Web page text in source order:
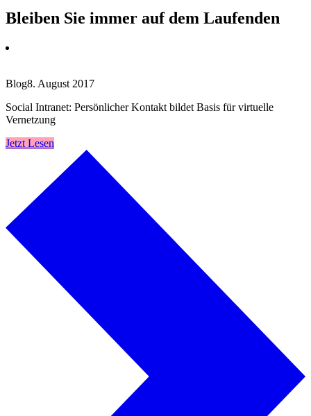
Bleiben Sie immer auf dem Laufenden
Blog8. August 2017
Social Intranet: Persönlicher Kontakt bildet Basis für virtuelle
Vernetzung
Jetzt Lesen